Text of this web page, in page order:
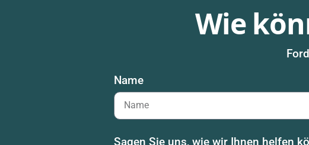
Wie
Name
Sagen Sie uns, wie wir Ihnen helfen